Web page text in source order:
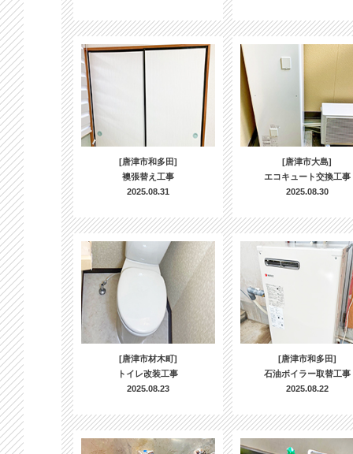
[唐津市和多田]
襖張替え工事
2025.08.31
[唐津市大島]
エコキュート交換工事
2025.08.30
[唐津市材木町]
トイレ改装工事
2025.08.23
[唐津市和多田]
石油ボイラー取替工事
2025.08.22